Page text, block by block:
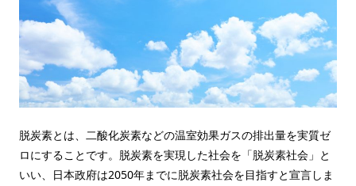
脱炭素とは、二酸化炭素などの温室効果ガスの排出量を実質ゼ
ロにすることです。脱炭素を実現した社会を「脱炭素社会」と
いい、日本政府は2050年までに脱炭素社会を目指すと宣言しま